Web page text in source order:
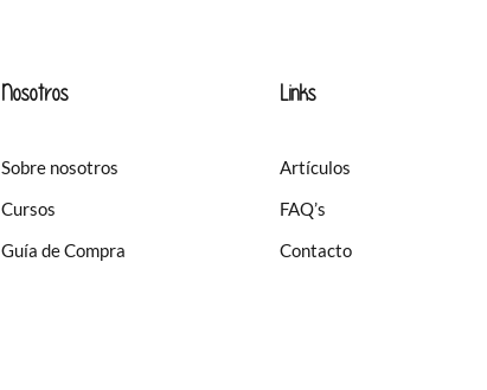
Nosotros
Sobre nosotros
Cursos
Guía de Compra
Links
Artículos
FAQ’s
Contacto